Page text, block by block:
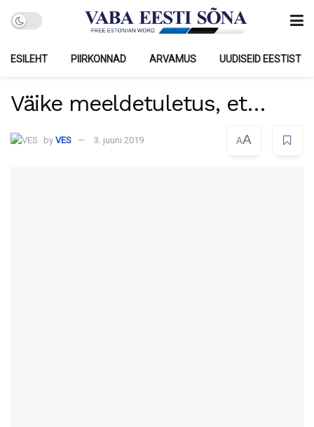
ESILEHT PIIRKONNAD ARVAMUS UUDISEID EESTIST
Väike meeldetuletus, et…
by VES 3. juuni 2019 AA